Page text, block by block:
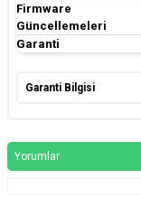
Firmware
Güncellemeleri
Garanti
Garanti Bilgisi
Yorumlar